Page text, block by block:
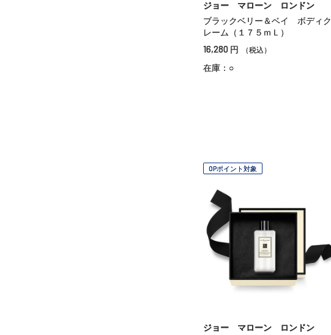
ジョー マローン ロンドン
ブラックベリー＆ベイ ボディク
レーム（１７５ｍＬ）
16,280 円 （税込）
在庫：○
OPポイント対象
ジョー マローン ロンドン